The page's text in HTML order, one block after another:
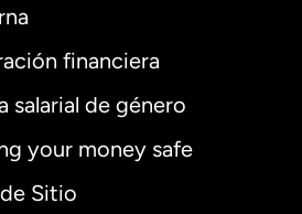
financiera
salarial de género
your money safe
Sitio
Alemania